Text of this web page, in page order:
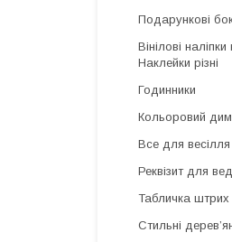
Подарункові
Вінілові
Наклейки різні
Годинники
Кольоровий дим
Все для
Реквізит для
Табличка
Стильні